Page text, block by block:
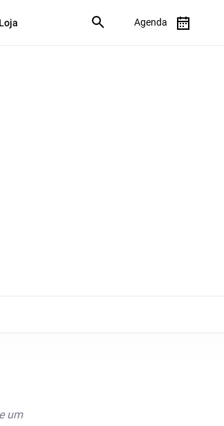
Loja Agenda
um